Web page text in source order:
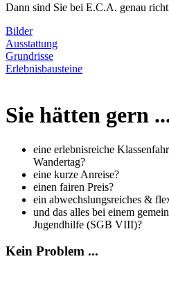
Dann sind Sie bei E.C.A. genau
Bilder
Ausstattung
Grundrisse
Erlebnisbausteine
Sie hätten gern
eine erlebnisreiche
Wandertag?
eine kurze Anreise?
einen fairen Preis?
ein abwechslungsreiches &
und das alles bei einem
Jugendhilfe (SGB VIII)?
Kein Problem ...